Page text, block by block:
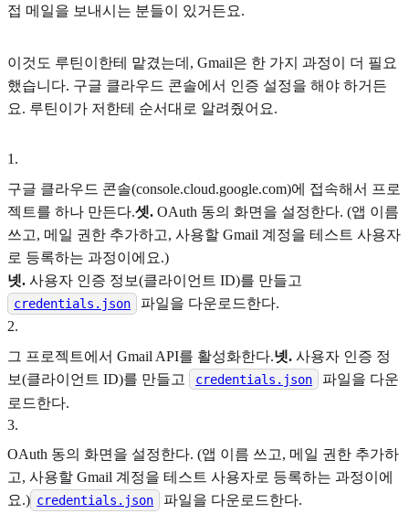
접 메일을 보내시는 분들이 있거든요.
이것도 루틴이한테 맡겼는데, Gmail은 한 가지 과정이 더 필요
했습니다. 구글 클라우드 콘솔에서 인증 설정을 해야 하거든
요. 루틴이가 저한테 순서대로 알려줬어요.
1 .
구글 클라우드 콘솔(console.cloud.google.com)에 접속해서 프로
젝트를 하나 만든다.셋. OAuth 동의 화면을 설정한다. (앱 이름
쓰고, 메일 권한 추가하고, 사용할 Gmail 계정을 테스트 사용자
로 등록하는 과정이에요.)
넷. 사용자 인증 정보(클라이언트 ID)를 만들고
credentials.json
파일을 다운로드한다.
2.
그 프로젝트에서 Gmail API를 활성화한다.넷. 사용자 인증 정
보(클라이언트 ID)를 만들고
credentials.json
파일을 다운
로드한다.
3.
OAuth 동의 화면을 설정한다. (앱 이름 쓰고, 메일 권한 추가하
고, 사용할 Gmail 계정을 테스트 사용자로 등록하는 과정이에
요.) credentials.json
파일을 다운로드한다.